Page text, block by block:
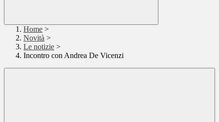
Home >
Novità >
Le notizie >
Incontro con Andrea De Vicenzi